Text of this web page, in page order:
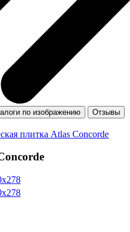
по изображению Отзывы
плитка Atlas Concorde